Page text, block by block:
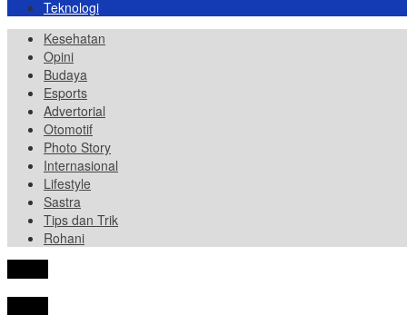
Teknologi
Kesehatan
Opini
Budaya
Esports
Advertorial
Otomotif
Photo Story
Internasional
Lifestyle
Sastra
Tips dan Trik
Rohani